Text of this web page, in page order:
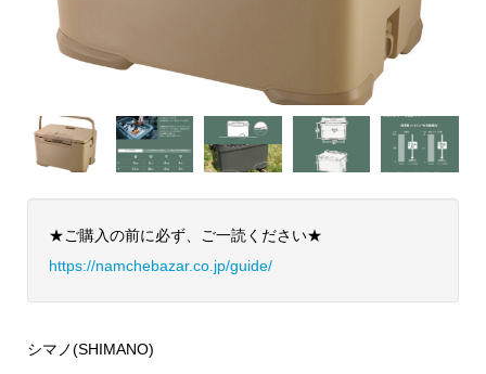
★ご購入の前に必ず、ご一読ください★
https://namchebazar.co.jp/guide/
シマノ(SHIMANO)